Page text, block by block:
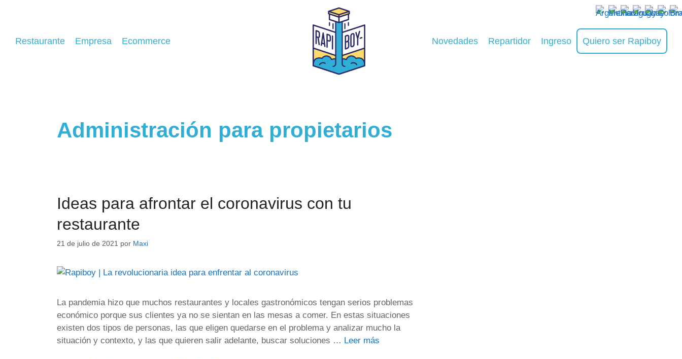
Restaurante Empresa Ecommerce Novedades Repartidor Ingreso Quiero ser Rapiboy
Administración para propietarios
Ideas para afrontar el coronavirus con tu
restaurante
21 de julio de 2021 por Maxi
La pandemia hizo que muchos restaurantes y locales gastronómicos tengan serios problemas
económico porque sus clientes ya no se sientan en las mesas a comer. En estas situaciones
existen dos tipos de personas, las que eligen quedarse en el problema y analizar mucho la
situación y contexto, y las que quieren salir adelante, buscar soluciones … Leer más